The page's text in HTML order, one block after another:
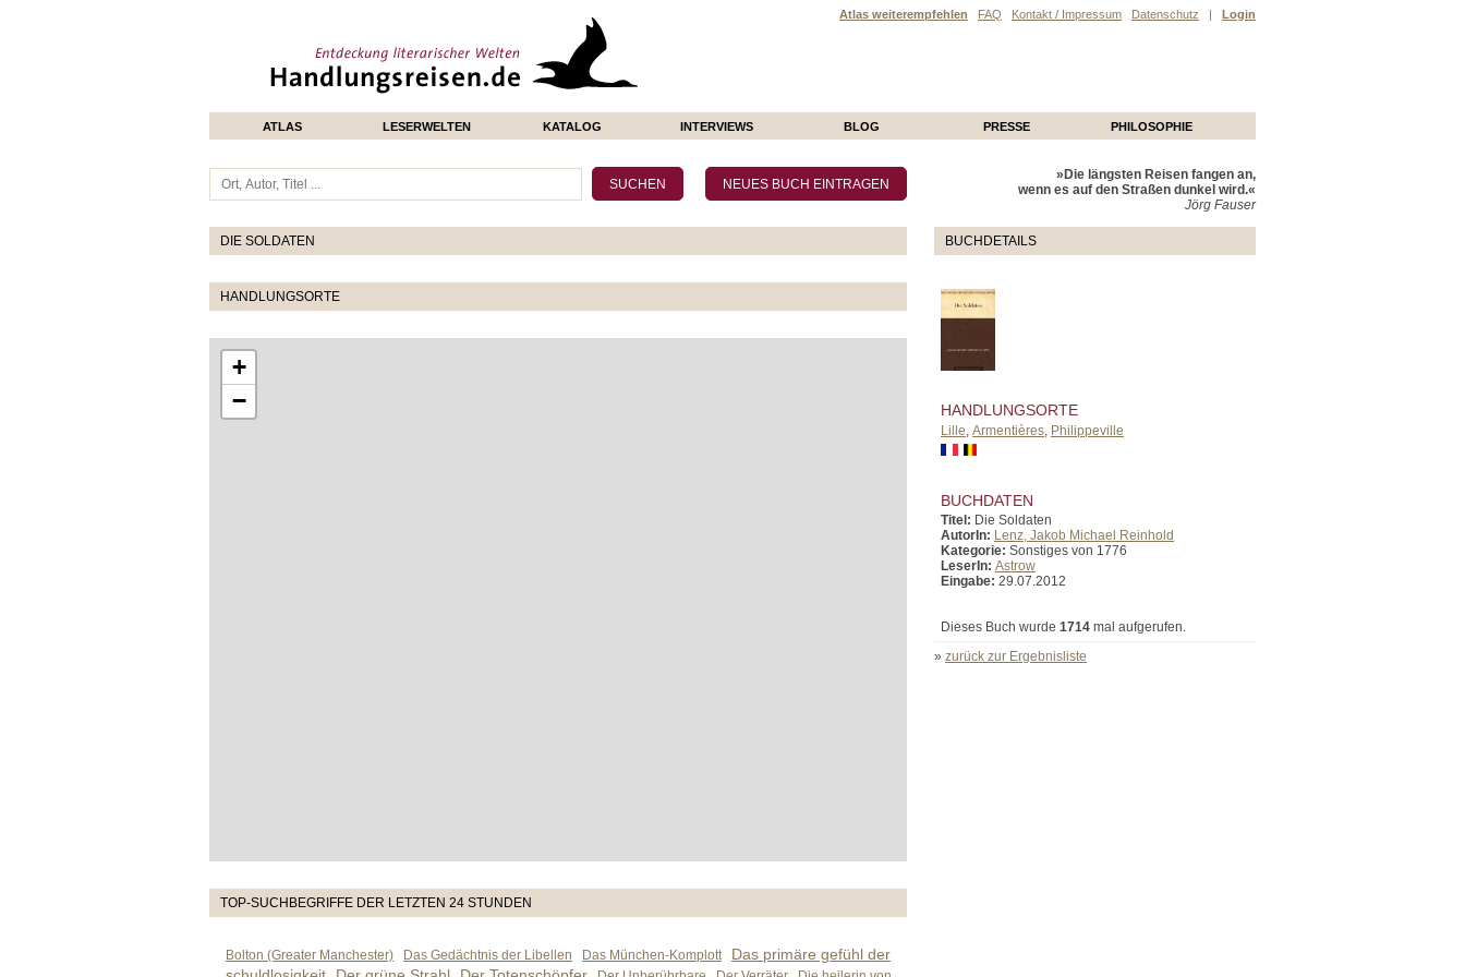
Atlas weiterempfehlen FAQ Kontakt / Impressum Datenschutz | Login
ATLAS LESERWELTEN KATALOG INTERVIEWS BLOG PRESSE PHILOSOPHIE
DIE SOLDATEN
HANDLUNGSORTE
+
−
TOP-SUCHBEGRIFFE DER LETZTEN 24 STUNDEN
Bolton (Greater Manchester) Das Gedächtnis der Libellen Das München-Komplott
Das primäre gefühl der
»Die längsten Reisen fangen an,
wenn es auf den Straßen dunkel wird.«
Jörg Fauser
BUCHDETAILS
HANDLUNGSORTE
Lille Armentières Philippeville
BUCHDATEN
Titel: Die Soldaten
AutorIn: Lenz, Jakob Michael Reinhold
Kategorie: Sonstiges von 1776
LeserIn: Astrow
Eingabe: 29.07.2012
Dieses Buch wurde 1714 mal aufgerufen.
» zurück zur Ergebnisliste